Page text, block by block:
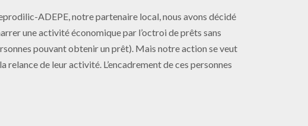
ADEPE, notre partenaire local, nous avons décidé
une activité économique par l’octroi de prêts sans
pouvant obtenir un prêt). Mais notre action se veut
de leur activité. L’encadrement de ces personnes